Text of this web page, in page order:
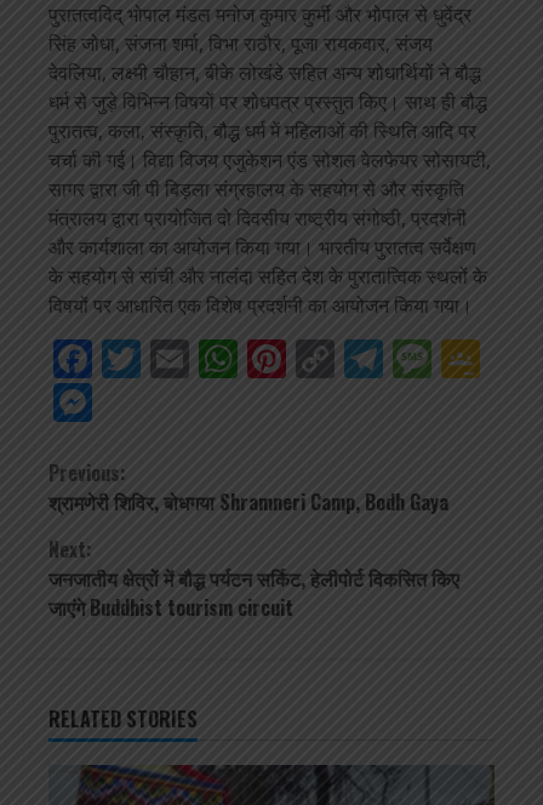
पुरातत्वविद् भोपाल मंडल मनोज कुमार कुर्मी और भोपाल से धुवेंद्र
सिंह जोधा, संजना शर्मा, विभा राठौर, पूजा रायकवार, संजय
देवलिया, लक्ष्मी चौहान, बीके लोखंडे सहित अन्य शोधार्थियों ने बौद्ध
धर्म से जुड़े विभिन्न विषयों पर शोधपत्र प्रस्तुत किए। साथ ही बौद्ध
पुरातत्व, कला, संस्कृति, बौद्ध धर्म में महिलाओं की स्थिति आदि पर
चर्चा की गई। विद्या विजय एजुकेशन एंड सोशल वेलफेयर सोसायटी,
सागर द्वारा जी पी बिड़ला संग्रहालय के सहयोग से और संस्कृति
मंत्रालय द्वारा प्रायोजित दो दिवसीय राष्ट्रीय संगोष्ठी, प्रदर्शनी
और कार्यशाला का आयोजन किया गया। भारतीय पुरातत्व सर्वेक्षण
के सहयोग से सांची और नालंदा सहित देश के पुरातात्विक स्थलों के
विषयों पर आधारित एक विशेष प्रदर्शनी का आयोजन किया गया।
Facebook
Twitter
EmailWhatsApp
Pinterest
Copy
Continue
Reading
Previous:
श्रामणेरी शिविर, बोधगया Shramneri Camp, Bodh Gaya
Next:
जनजातीय क्षेत्रों में बौद्ध पर्यटन सर्किट, हेलीपोर्ट विकसित किए
जाएंगे Buddhist tourism circuit
RELATED STORIES